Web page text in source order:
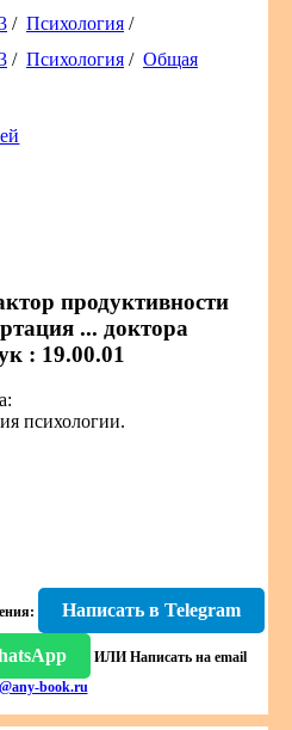
/ Психология /
/ Психология / Общая
продуктивности
... доктора
: 19.00.01
психологии.
Написать в Telegram
ИЛИ Написать на email
book.ru